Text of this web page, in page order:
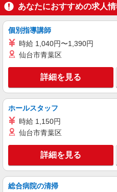
株式会社シエロ
携帯販売スタ
時給1600
価制度あり ※
あり） ゜+゜・。○。・゜+゜・。○。・゜+゜ 入
インセンティブ支給(規定
可能（規程有）
キープ
株式会社シエロ
【softbank】
時給1400
残業代支給 ★交
+゜・。○。・
万円支給(規定有) お友達を紹介頂くと, イン
ィブ支給(規定有) ★月2回払い・週払い可能
有）★ ゜・。○
岐阜県岐阜
キープ
あなたにおすすめの求人情
個別指導講師
時給 1,040円〜1,390円
仙台市青葉区
詳細を見る
ホールスタッフ
時給 1,150円
仙台市青葉区
詳細を見る
総合病院の清掃